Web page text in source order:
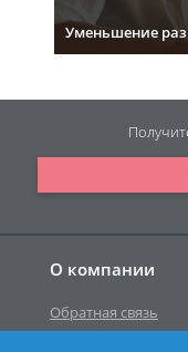
Уменьшение
О компании
Обратная связь